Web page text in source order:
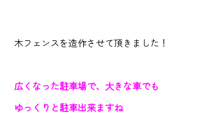
木フェンスを造作させて頂きました！
広くなった駐車場で、大きな車でも
ゆっくりと駐車出来ますね